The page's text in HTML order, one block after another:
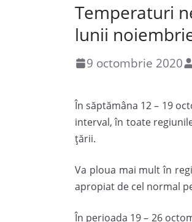
Temperaturi
lunii
9 octombrie 2020
În săptămâna 12 – 19
interval, în toate
țării.
Va ploua mai mult în
apropiat de cel normal
În perioada 19 – 26